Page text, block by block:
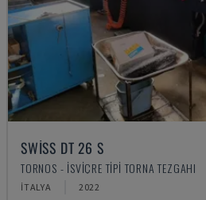
SWISS DT 26 S
TORNOS - İSVIÇRE TIPI TORNA TEZGAHI
İTALYA 2022